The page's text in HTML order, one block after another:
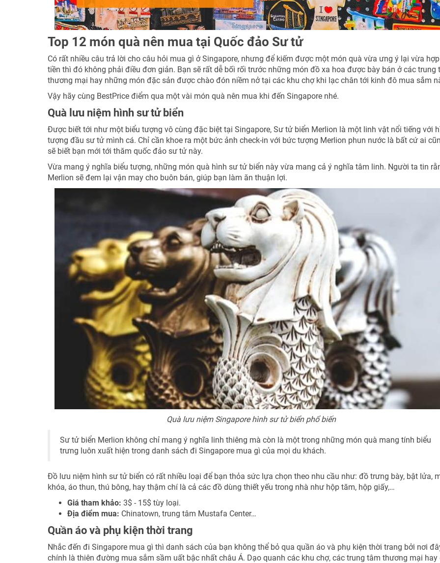
Top 12 món quà nên mua tại Quốc đảo Sư tử
Có rất nhiều câu trả lời cho câu hỏi mua gì ở Singapore, nhưng để kiếm được một món quà vừa ưng ý lại vừa
tiền thì đó không phải điều đơn giản. Bạn sẽ rất dễ bối rối trước những món đồ xa hoa được bày bán ở các trung
thương mại hay những món đặc sản được chào đón niềm nở tại các khu chợ khi lạc chân tới kinh đô mua sắm
Vậy hãy cùng BestPrice điểm qua một vài món quà nên mua khi đến Singapore nhé.
Quà lưu niệm hình sư tử biển
Được biết tới như một biểu tượng vô cùng đặc biệt tại Singapore, Sư tử biển Merlion là một linh vật nổi tiếng với
tượng đầu sư tử mình cá. Chỉ cần khoe ra một bức ảnh check-in với bức tượng Merlion phun nước là bất cứ ai
sẽ biết bạn mới tới thăm quốc đảo sư tử này.
Vừa mang ý nghĩa biểu tượng, những món quà hình sư tử biển này vừa mang cả ý nghĩa tâm linh. Người ta tin
Merlion sẽ đem lại vận may cho buôn bán, giúp bạn làm ăn thuận lợi.
Quà lưu niệm Singapore hình sư tử biển phổ biến
Sư tử biển Merlion không chỉ mang ý nghĩa linh thiêng mà còn là một trong những món quà mang tính biểu
trưng luôn xuất hiện trong danh sách đi Singapore mua gì của mọi du khách.
Đồ lưu niệm hình sư tử biển có rất nhiều loại để bạn thỏa sức lựa chọn theo nhu cầu như: đồ trưng bày, bật lửa,
khóa, áo thun, thú bông, hay thậm chí là cả các đồ dùng thiết yếu trong nhà như hộp tăm, hộp giấy,…
Giá tham khảo: 3$ - 15$ tùy loại.
Địa điểm mua: Chinatown, trung tâm Mustafa Center…
Quần áo và phụ kiện thời trang
Nhắc đến đi Singapore mua gì thì danh sách của bạn không thể bỏ qua quần áo và phụ kiện thời trang bởi nơi
chính là thiên đường mua sắm sầm uất bậc nhất châu Á. Dạo quanh các khu chợ, các trung tâm thương mại hay